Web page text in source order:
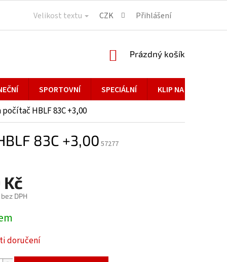
Velikost textu CZK Přihlášení
NÁKUPNÍ
Prázdný košík
SPORTOVNÍ SPECIÁLNÍ KLIP NA BRÝLE
počítač HBLF 83C +3,00
83C +3,00 57277
DPH
doručení